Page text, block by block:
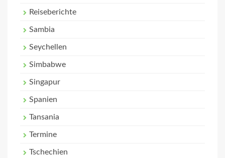
Reiseberichte
Sambia
Seychellen
Simbabwe
Singapur
Spanien
Tansania
Termine
Tschechien